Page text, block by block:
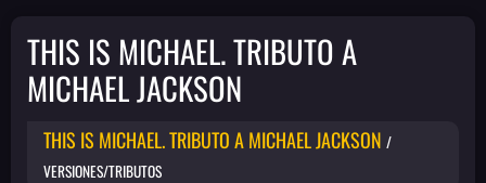
THIS IS MICHAEL. TRIBUTO A
MICHAEL JACKSON
THIS IS MICHAEL. TRIBUTO A MICHAEL JACKSON /
VERSIONES/TRIBUTOS